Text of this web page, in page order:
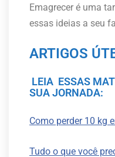
Emagrecer é uma
essas ideias a seu
ARTIGOS
LEIA ESSAS
SUA JORNADA:
Como perder 10 kg
Tudo o que você